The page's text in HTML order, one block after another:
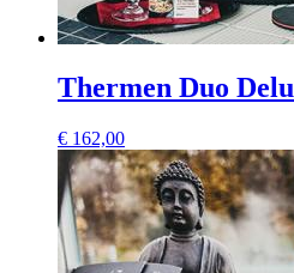
Thermen Duo
€ 162,00